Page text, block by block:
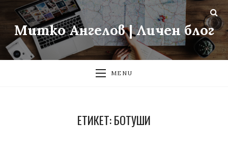
Митко Ангелов | Личен блог
MENU
ЕТИКЕТ:БОТУШИ